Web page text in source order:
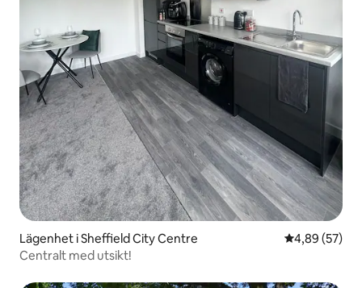
Lägenhet i Sheffield City Centre 4,89 av 5 i
4,89 (57)
Centralt med utsikt!